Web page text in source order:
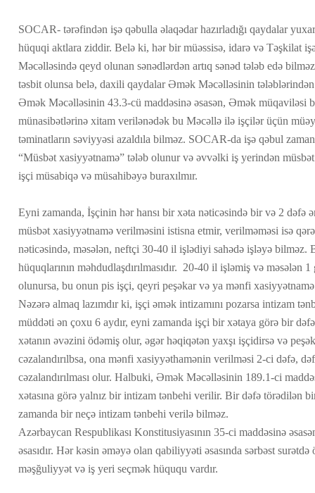
SOCAR- tərəfindən işə qəbulla əlaqədar hazırladığı qaydalar
hüquqi aktlara ziddir. Belə ki, hər bir müəssisə, idarə və Təşkilat
Məcəlləsində qeyd olunan sənədlərdən artıq sənəd tələb edə
təsbit olunsa belə, daxili qaydalar Əmək Məcəlləsinin
Əmək Məcəlləsinin 43.3-cü maddəsinə əsasən, Əmək müqaviləsi
münasibətlərinə xitam verilənədək bu Məcəllə ilə işçilər üçün
təminatların səviyyəsi azaldıla bilməz. SOCAR-da işə qəbul
“Müsbət xasiyyətnamə” tələb olunur və əvvəlki iş yerindən
işçi müsabiqə və müsahibəyə buraxılmır.
Eyni zamanda, İşçinin hər hansı bir xəta nəticəsində bir və 2 dəfə
müsbət xasiyyətnamə verilməsini istisna etmir, verilməməsi isə
nəticəsində, məsələn, neftçi 30-40 il işlədiyi sahədə işləyə bilməz.
hüquqlarının məhdudlaşdırılmasıdır. 20-40 il işləmiş və məsələn
olunursa, bu onun pis işçi, qeyri peşəkar və ya mənfi
Nəzərə almaq lazımdır ki, işçi əmək intizamını pozarsa intizam
müddəti ən çoxu 6 aydır, eyni zamanda işçi bir xətaya görə bir
xətanın əvəzini ödəmiş olur, əgər həqiqətən yaxşı işçidirsə və
cəzalandırılbsa, ona mənfi xasiyyəthamənin verilməsi 2-ci dəfə,
cəzalandırılması olur. Halbuki, Əmək Məcəlləsinin 189.1-ci
xətasına görə yalnız bir intizam tənbehi verilir. Bir dəfə törədilən
zamanda bir neçə intizam tənbehi verilə bilməz.
Azərbaycan Respublikası Konstitusiyasının 35-ci maddəsinə
əsasıdır. Hər kəsin əməyə olan qabiliyyəti əsasında sərbəst
məşğuliyyət və iş yeri seçmək hüququ vardır.